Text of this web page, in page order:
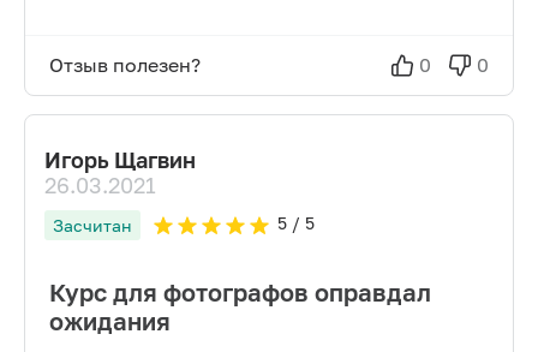
Отзыв полезен? 0 0
Игорь Щагвин
26.03.2021
Засчитан 5/ 5
Курс для фотографов оправдал
ожидания